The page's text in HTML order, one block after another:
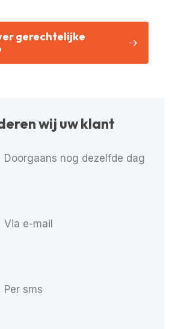
gerechtelijke
wij uw klant
Doorgaans nog dezelfde dag
Via e-mail
Per sms